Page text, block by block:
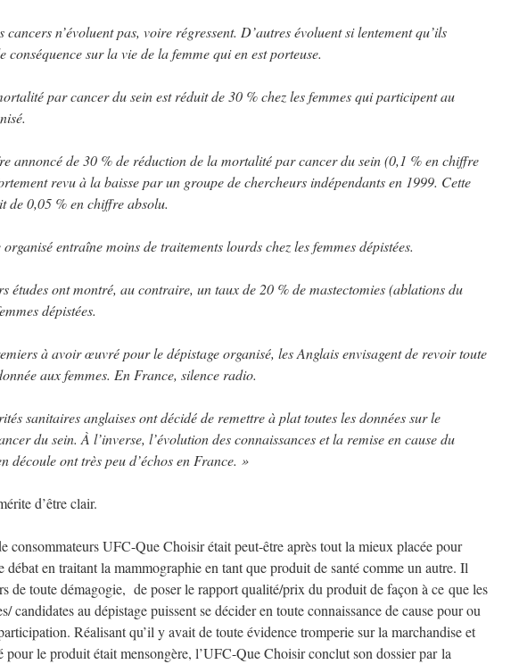
cancers n’évoluent pas, voire régressent. D’autres évoluent si lentement qu’ils
conséquence sur la vie de la femme qui en est porteuse.
par cancer du sein est réduit de 30 % chez les femmes qui participent au
annoncé de 30 % de réduction de la mortalité par cancer du sein (0,1 % en chiffre
revu à la baisse par un groupe de chercheurs indépendants en 1999. Cette
de 0,05 % en chiffre absolu.
entraîne moins de traitements lourds chez les femmes dépistées.
études ont montré, au contraire, un taux de 20 % de mastectomies (ablations du
dépistées.
à avoir œuvré pour le dépistage organisé, les Anglais envisagent de revoir toute
aux femmes. En France, silence radio.
sanitaires anglaises ont décidé de remettre à plat toutes les données sur le
du sein. À l’inverse, l’évolution des connaissances et la remise en cause du
découle ont très peu d’échos en France. »
d’être clair.
consommateurs UFC-Que Choisir était peut-être après tout la mieux placée pour
débat en traitant la mammographie en tant que produit de santé comme un autre. Il
de toute démagogie, de poser le rapport qualité/prix du produit de façon à ce que les
candidates au dépistage puissent se décider en toute connaissance de cause pour ou
Réalisant qu’il y avait de toute évidence tromperie sur la marchandise et
pour le produit était mensongère, l’UFC-Que Choisir conclut son dossier par la